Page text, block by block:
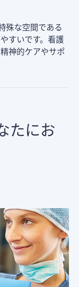
殊な空間である
すいです。看護
神的ケアやサポ
たにお